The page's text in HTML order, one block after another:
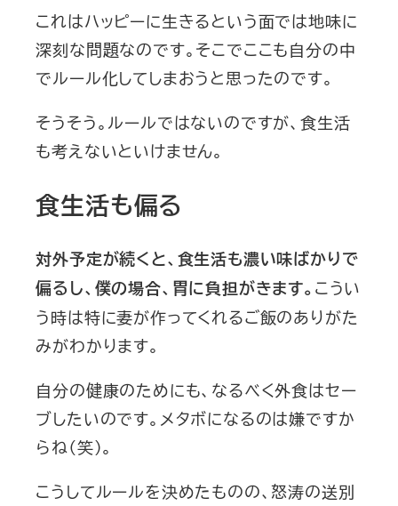
これはハッピーに生きるという面では地味に
深刻な問題なのです。そこでここも自分の中
でルール化してしまおうと思ったのです。
そうそう。ルールではないのですが、食生活
も考えないといけません。
食生活も偏る
対外予定が続くと、食生活も濃い味ばかりで
偏るし、僕の場合、胃に負担がきます。こうい
う時は特に妻が作ってくれるご飯のありがた
みがわかります。
自分の健康のためにも、なるべく外食はセー
ブしたいのです。メタボになるのは嫌ですか
らね（笑）。
こうしてルールを決めたものの、怒涛の送別